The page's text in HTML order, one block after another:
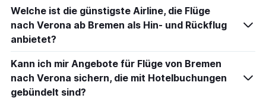
Welche ist die günstigste Airline, die Flüge
nach Verona ab Bremen als Hin- und Rückflug
anbietet?
Kann ich mir Angebote für Flüge von Bremen
nach Verona sichern, die mit Hotelbuchungen
gebündelt sind?